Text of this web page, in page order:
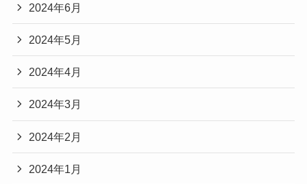
2024年6月
2024年5月
2024年4月
2024年3月
2024年2月
2024年1月